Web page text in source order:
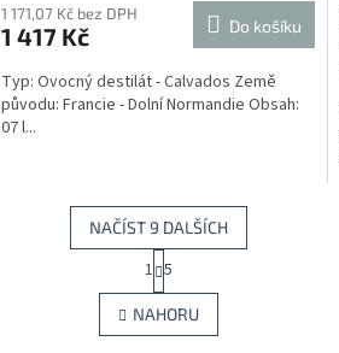
1 171,07 Kč bez DPH
1 417 Kč Do košíku
Typ: Ovocný destilát - Calvados Země
původu: Francie - Dolní Normandie Obsah:
07 l...
O
v
l
NAČÍST 9 DALŠÍCH
S
t
r
á
n
1 5
NAHORU